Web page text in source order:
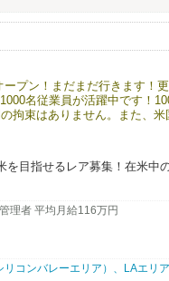
プン！まだまだ行きます！
名従業員が活躍中です！
拘束はありません。また、
。有給やリフレッシュ休暇制
成功を最短で目指せる、そ
目指せるレア募集！在米中
理者 平均月給116万円
コンバレーエリア）、LAエリ